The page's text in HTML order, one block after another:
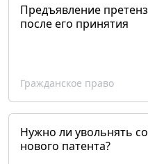
Предъявление
после его принятия
Гражданское право
Нужно ли увольнять
нового патента?